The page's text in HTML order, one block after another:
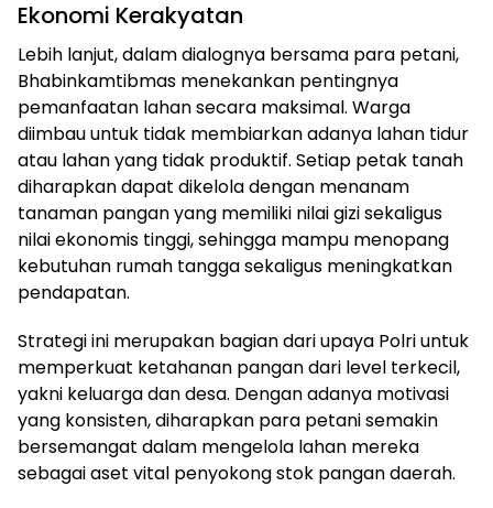
Ekonomi Kerakyatan
Lebih lanjut, dalam dialognya bersama para petani,
Bhabinkamtibmas menekankan pentingnya
pemanfaatan lahan secara maksimal. Warga
diimbau untuk tidak membiarkan adanya lahan tidur
atau lahan yang tidak produktif. Setiap petak tanah
diharapkan dapat dikelola dengan menanam
tanaman pangan yang memiliki nilai gizi sekaligus
nilai ekonomis tinggi, sehingga mampu menopang
kebutuhan rumah tangga sekaligus meningkatkan
pendapatan.
Strategi ini merupakan bagian dari upaya Polri untuk
memperkuat ketahanan pangan dari level terkecil,
yakni keluarga dan desa. Dengan adanya motivasi
yang konsisten, diharapkan para petani semakin
bersemangat dalam mengelola lahan mereka
sebagai aset vital penyokong stok pangan daerah.